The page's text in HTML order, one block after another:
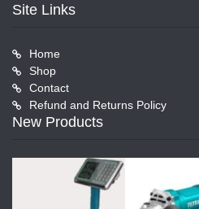
Site Links
Home
Shop
Contact
Refund and Returns Policy
New Products